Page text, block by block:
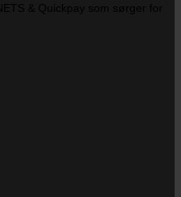
& Quickpay som sørger for